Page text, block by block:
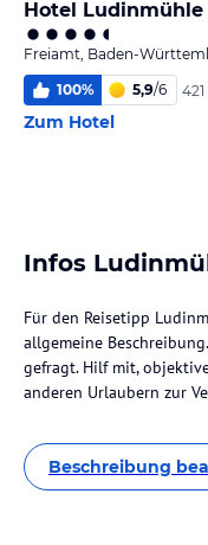
Hotel Ludinmühle
Freiamt, Baden-
100% 5,9/6
Zum Hotel
Infos
Für den Reisetipp
allgemeine
gefragt. Hilf mit,
anderen Urlaubern zur
Beschreibung